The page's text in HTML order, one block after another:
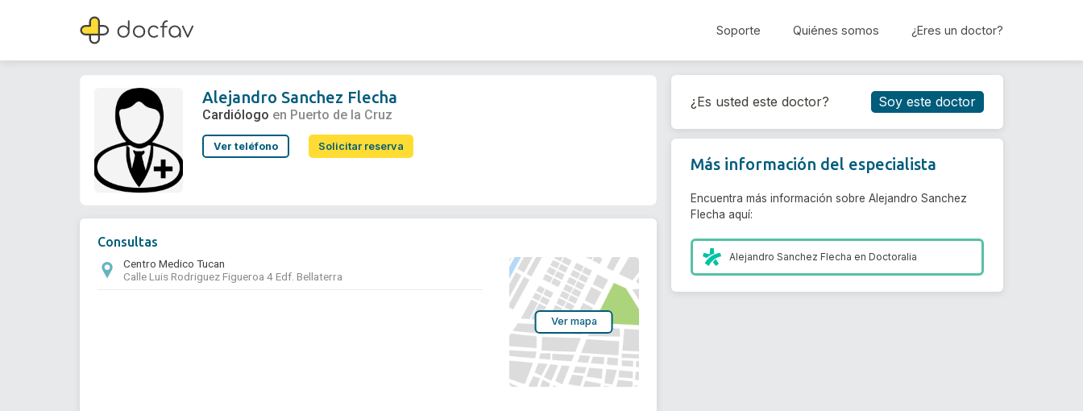
Soporte Quiénes somos ¿Eres un doctor?
Alejandro Sanchez Flecha
Cardiólogo
Reservar cita
Alejandro Sanchez Flecha
Cardiólogo en Puerto de la Cruz
Ver teléfono Solicitar reserva
Consultas
Centro Medico Tucan
Calle Luis Rodriguez Figueroa 4 Edf. Bellaterra
Ver mapa
¿Es usted este doctor? Soy este doctor
Más información del especialista
Encuentra más información sobre Alejandro Sanchez
Flecha aquí:
Alejandro Sanchez Flecha enDoctoralia